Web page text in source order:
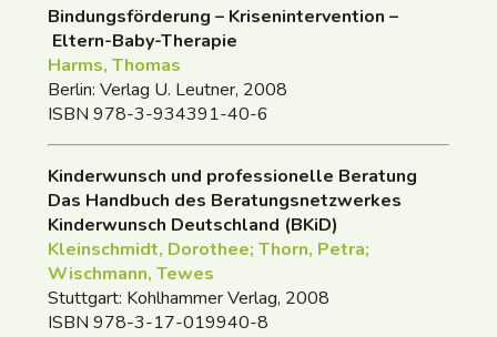
Bindungsförderung – Krisenintervention –
Eltern-Baby-Therapie
Harms, Thomas
Berlin: Verlag U. Leutner, 2008
ISBN 978-3-934391-40-6
Kinderwunsch und professionelle Beratung
Das Handbuch des Beratungsnetzwerkes
Kinderwunsch Deutschland (BKiD)
Kleinschmidt, Dorothee; Thorn, Petra;
Wischmann, Tewes
Stuttgart: Kohlhammer Verlag, 2008
ISBN 978-3-17-019940-8